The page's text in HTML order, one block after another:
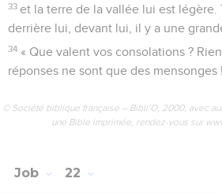
33 et la terre de la vallée lui est
derrière lui, devant lui, il y a une
34 « Que valent vos consolations ?
réponses ne sont que des mensonges
© Société biblique française – Bibli’O, 2000, avec
une Bible imprimée, rendez-vous sur
Job 22